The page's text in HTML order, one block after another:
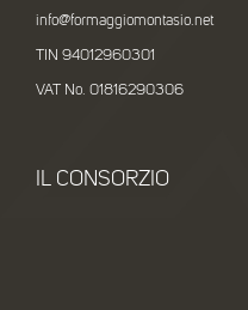
info@formaggiomontasio.net
TIN 94012960301
VAT No. 01816290306
IL CONSORZIO